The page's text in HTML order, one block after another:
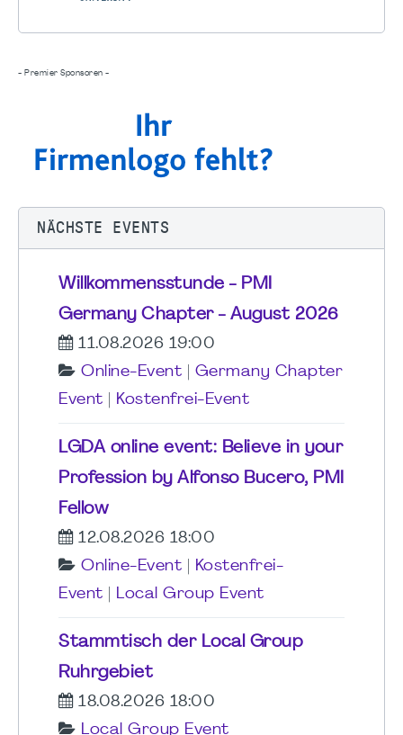
- Premier Sponsoren -
NÄCHSTE EVENTS
Willkommensstunde - PMI
Germany Chapter - August 2026
11.08.2026 19:00
Online-Event
Germany Chapter
Event
Kostenfrei-Event
LGDA online event: Believe in your
Profession by Alfonso Bucero, PMI
Fellow
12.08.2026 18:00
Online-Event
Kostenfrei-
Event
Local Group Event
Stammtisch der Local Group
Ruhrgebiet
18.08.2026 18:00
Local Group Event